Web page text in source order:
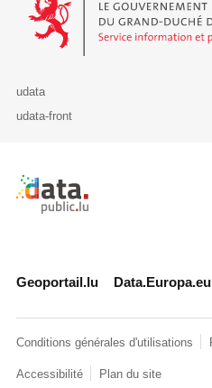
udata
udata-front
Retour à l'accueil de
Geoportail.lu Data.Europa.eu
Conditions générales d'utilisations
Accessibilité Plan du site